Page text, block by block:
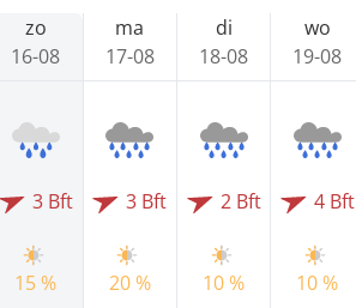
zo
16-08
3 Bft
15 %
ma
17-08
3 Bft
20 %
di
18-08
2 Bft
10 %
wo
19-08
4 Bft
10 %